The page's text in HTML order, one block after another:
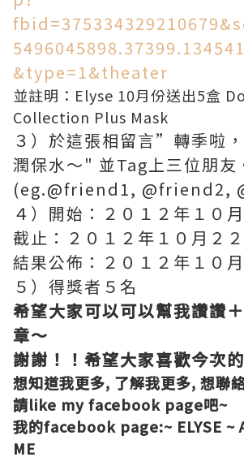
&type=1&theater
並註明：Elyse 10月份送出5盒
Collection Plus Mask
３）於這張相留言”轉季啦
潤保水～" 並Tag上三位朋友
(eg.@friend1, @friend2,
４）開始：２０１２年１０
截止：２０１２年１０月２
結果公佈：２０１２年１０
５）得獎者５名
希望大家可以可以幫我讚讚
章～
謝謝！！希望大家喜歡今次
想知道我更多, 了解我更多, 想聯
請like my facebook page吧~
我的facebook page:~ ELYSE ~
ME